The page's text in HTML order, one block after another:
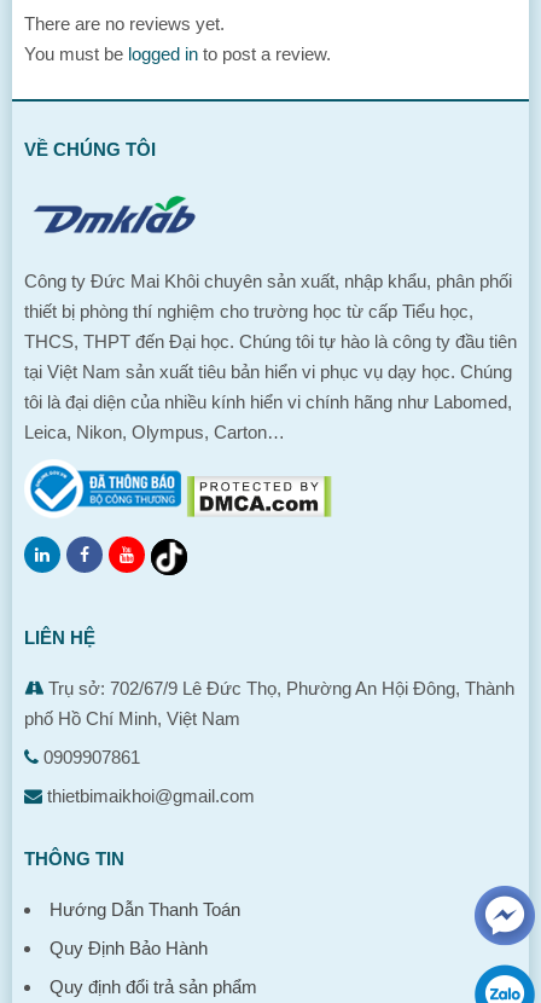
There are no reviews yet.
You must be logged in to post a review.
VỀ CHÚNG TÔI
Công ty Đức Mai Khôi chuyên sản xuất, nhập khẩu, phân phối
thiết bị phòng thí nghiệm cho trường học từ cấp Tiểu học,
THCS, THPT đến Đại học. Chúng tôi tự hào là công ty đầu tiên
tại Việt Nam sản xuất tiêu bản hiển vi phục vụ dạy học. Chúng
tôi là đại diện của nhiều kính hiển vi chính hãng như Labomed,
Leica, Nikon, Olympus, Carton…
LIÊN HỆ
Trụ sở: 702/67/9 Lê Đức Thọ, Phường An Hội Đông, Thành
phố Hồ Chí Minh, Việt Nam
0909907861
thietbimaikhoi@gmail.com
THÔNG TIN
Hướng Dẫn Thanh Toán
Quy Định Bảo Hành
Quy định đổi trả sản phẩm